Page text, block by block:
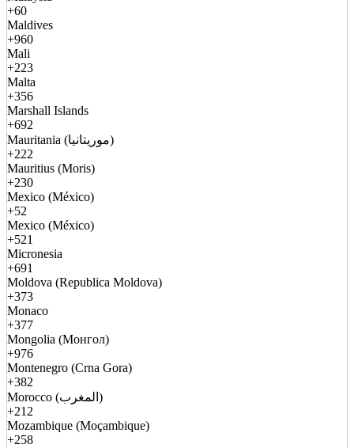
+60
Maldives
+960
Mali
+223
Malta
+356
Marshall Islands
+692
Mauritania (موريتانيا)
+222
Mauritius (Moris)
+230
Mexico (México)
+52
Mexico (México)
+521
Micronesia
+691
Moldova (Republica Moldova)
+373
Monaco
+377
Mongolia (Монгол)
+976
Montenegro (Crna Gora)
+382
Morocco (المغرب)
+212
Mozambique (Moçambique)
+258